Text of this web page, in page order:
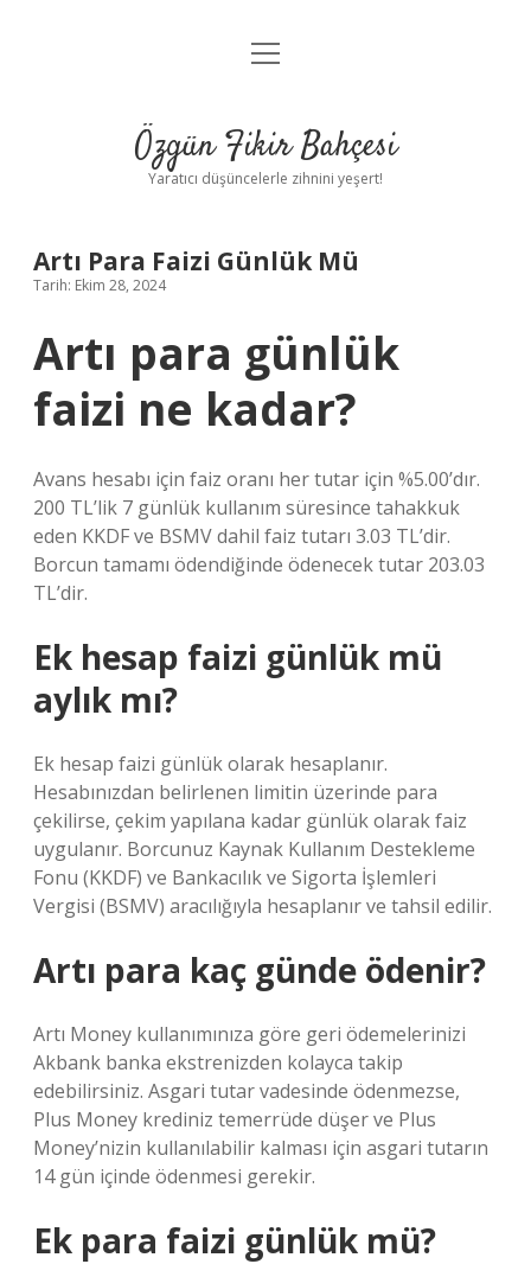
Anasayfa
Yasal Uyarı
menüyü
Özgün Fikir Bahçesi
Yaratıcı düşüncelerle zihnini yeşert!
Artı Para Faizi Günlük Mü
Tarih: Ekim 28, 2024
Artı para günlük
faizi ne kadar?
Avans hesabı için faiz oranı her tutar için %5.00’dır.
200 TL’lik 7 günlük kullanım süresince tahakkuk
eden KKDF ve BSMV dahil faiz tutarı 3.03 TL’dir.
Borcun tamamı ödendiğinde ödenecek tutar 203.03
TL’dir.
Ek hesap faizi günlük mü
aylık mı?
Ek hesap faizi günlük olarak hesaplanır.
Hesabınızdan belirlenen limitin üzerinde para
çekilirse, çekim yapılana kadar günlük olarak faiz
uygulanır. Borcunuz Kaynak Kullanım Destekleme
Fonu (KKDF) ve Bankacılık ve Sigorta İşlemleri
Vergisi (BSMV) aracılığıyla hesaplanır ve tahsil edilir.
Artı para kaç günde ödenir?
Artı Money kullanımınıza göre geri ödemelerinizi
Akbank banka ekstrenizden kolayca takip
edebilirsiniz. Asgari tutar vadesinde ödenmezse,
Plus Money krediniz temerrüde düşer ve Plus
Money’nizin kullanılabilir kalması için asgari tutarın
14 gün içinde ödenmesi gerekir.
Ek para faizi günlük mü?